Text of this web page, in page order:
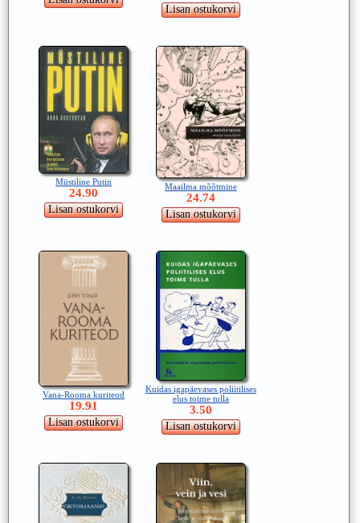
Müstiline Putin
24.90
Maailma mõõtmine
24.74
Vana-Rooma kuriteod
19.91
Kuidas igapäevases poliitilises
elus toime tulla
3.50